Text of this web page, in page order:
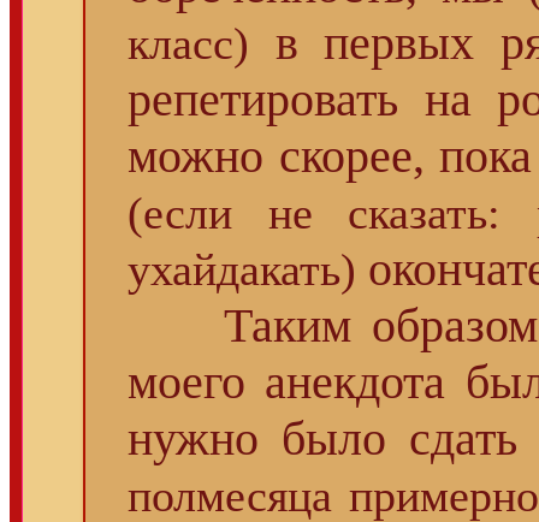
класс) в первых
репетировать на
можно скорее,
(если не сказать:
ухайдакать)
Таким
моего анекдота
нужно было
полмесяца